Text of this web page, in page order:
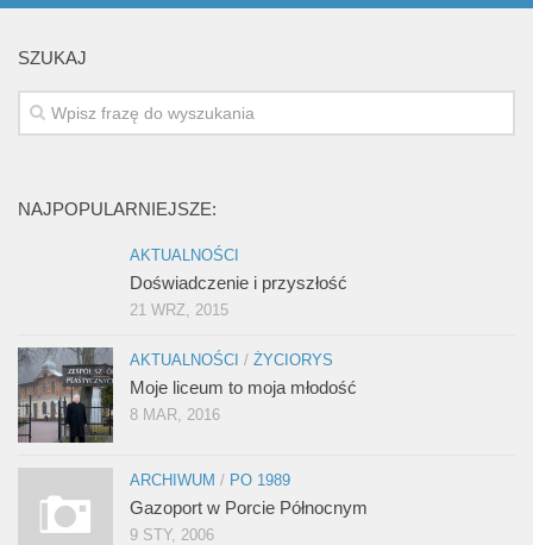
SZUKAJ
NAJPOPULARNIEJSZE:
AKTUALNOŚCI
Doświadczenie i przyszłość
21 WRZ, 2015
AKTUALNOŚCI / ŻYCIORYS
Moje liceum to moja młodość
8 MAR, 2016
ARCHIWUM / PO 1989
Gazoport w Porcie Północnym
9 STY, 2006